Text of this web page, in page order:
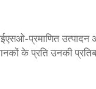
प्रमाणित
के प्रति उनकी